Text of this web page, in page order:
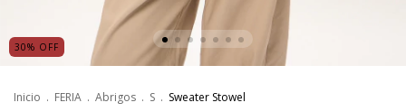
30% OFF
Inicio . FERIA . Abrigos . S . Sweater Stowel